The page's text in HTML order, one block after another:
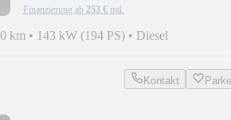
Finanzierung ab 253 € mtl.
km • 143 kW (194 PS) • Diesel
Kontakt